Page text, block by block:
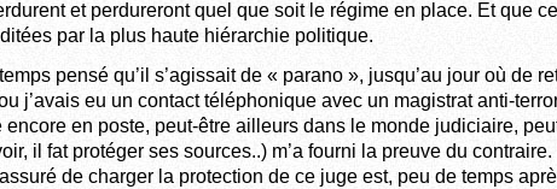
et perdureront quel que soit le régime en place. Et que
par la plus haute hiérarchie politique.
pensé qu’il s’agissait de « parano », jusqu’au jour où de
j’avais eu un contact téléphonique avec un magistrat anti-
encore en poste, peut-être ailleurs dans le monde judiciaire,
il fat protéger ses sources..) m’a fourni la preuve du contraire.
de charger la protection de ce juge est, peu de temps